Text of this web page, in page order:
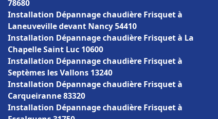
78680
Installation Dépannage chaudière Frisquet à
Laneuveville devant Nancy 54410
Installation Dépannage chaudière Frisquet à La
Chapelle Saint Luc 10600
Installation Dépannage chaudière Frisquet à
Septèmes les Vallons 13240
Installation Dépannage chaudière Frisquet à
Carqueiranne 83320
Installation Dépannage chaudière Frisquet à